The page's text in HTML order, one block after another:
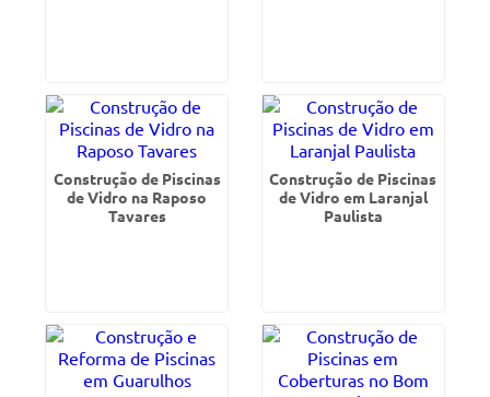
Construção de Piscinas
de Vidro na Raposo
Tavares
Construção de Piscinas
de Vidro em Laranjal
Paulista